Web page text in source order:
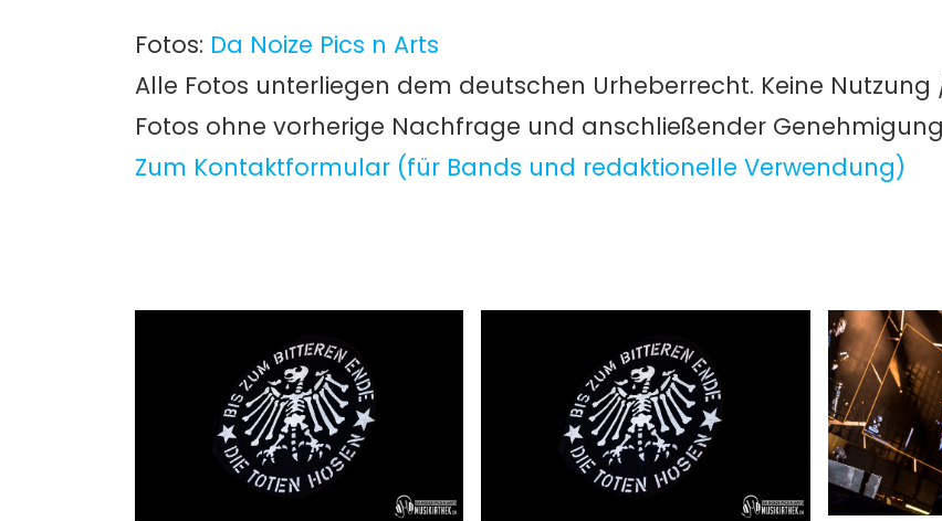
Fotos: Da Noize Pics n Arts
Alle Fotos unterliegen dem deutschen Urheberrecht. Keine
Fotos ohne vorherige Nachfrage und anschließender
Zum Kontaktformular (für Bands und redaktionelle Verwendung)